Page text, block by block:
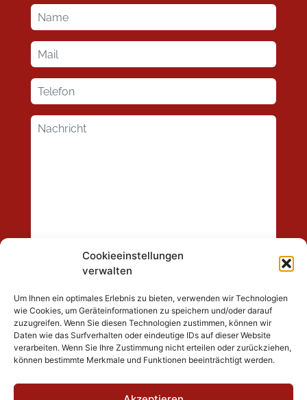
Cookieeinstellungen
verwalten
Um Ihnen ein optimales Erlebnis zu bieten, verwenden wir Technologien
wie Cookies, um Geräteinformationen zu speichern und/oder darauf
zuzugreifen. Wenn Sie diesen Technologien zustimmen, können wir
Daten wie das Surfverhalten oder eindeutige IDs auf dieser Website
verarbeiten. Wenn Sie Ihre Zustimmung nicht erteilen oder zurückziehen,
können bestimmte Merkmale und Funktionen beeinträchtigt werden.